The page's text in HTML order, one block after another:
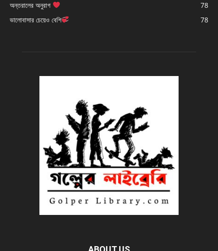
অন্তরালের অনুরাগ
78
ভালোবাসার চেয়েও বেশি
78